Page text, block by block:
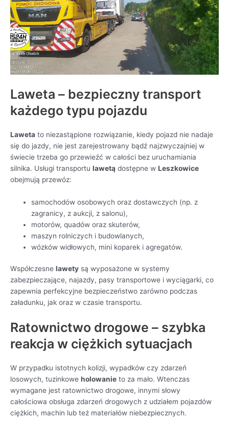
Laweta – bezpieczny transport
każdego typu pojazdu
Laweta to niezastąpione rozwiązanie, kiedy pojazd nie nadaje
się do jazdy, nie jest zarejestrowany bądź najzwyczajniej w
świecie trzeba go przewieźć w całości bez uruchamiania
silnika. Usługi transportu lawetą dostępne w Leszkowice
obejmują przewóz:
samochodów osobowych oraz dostawczych (np. z
zagranicy, z aukcji, z salonu),
motorów, quadów oraz skuterów,
maszyn rolniczych i budowlanych,
wózków widłowych, mini koparek i agregatów.
Współczesne lawety są wyposażone w systemy
zabezpieczające, najazdy, pasy transportowe i wyciągarki, co
zapewnia perfekcyjne bezpieczeństwo zarówno podczas
załadunku, jak oraz w czasie transportu.
Ratownictwo drogowe – szybka
reakcja w ciężkich sytuacjach
W przypadku istotnych kolizji, wypadków czy zdarzeń
losowych, tuzinkowe holowanie to za mało. Wtenczas
wymagane jest ratownictwo drogowe, innymi słowy
całościowa obsługa zdarzeń drogowych z udziałem pojazdów
ciężkich, machin lub też materiałów niebezpiecznych.